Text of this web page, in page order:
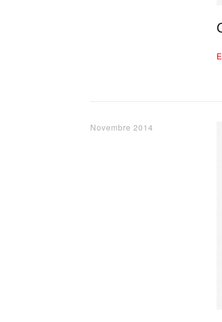
Novembre 2014